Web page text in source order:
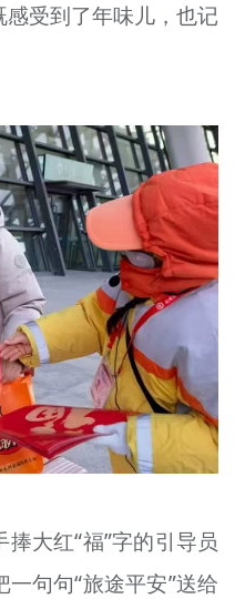
受到了年味儿，也记
大红“福”字的引导员
句句“旅途平安”送给